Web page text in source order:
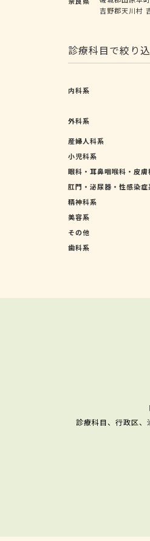
吉野郡天川村
診療科目で絞り
内科系
外科系
産婦人科系
小児科系
眼科・耳鼻咽喉科・皮
肛門・泌尿器・性感染症
精神科系
美容系
その他
歯科系
診療科目、行政区、